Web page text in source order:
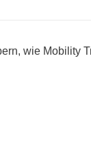
wie Mobility